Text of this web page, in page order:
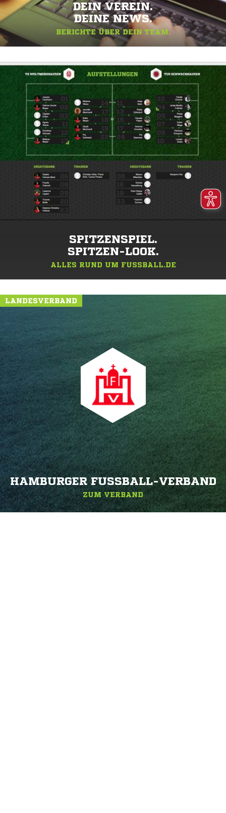
DEIN VEREIN.
DEINE NEWS.
BERICHTE ÜBER DEIN TEAM.
SPITZENSPIEL.
SPITZEN-LOOK.
ALLES RUND UM FUSSBALL.DE
LANDESVERBAND
HAMBURGER FUSSBALL-VERBAND
ZUM VERBAND